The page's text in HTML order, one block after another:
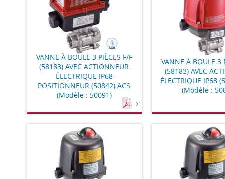
VANNE À BOULE 3 PIÈCES F/F
(58183) AVEC ACTIONNEUR
ÉLECTRIQUE IP68
POSITIONNEUR (50842) ACS
(Modèle : 50091)
VANNE À BOULE 3
(58183) AVEC
ÉLECTRIQUE IP68
(Modèle :